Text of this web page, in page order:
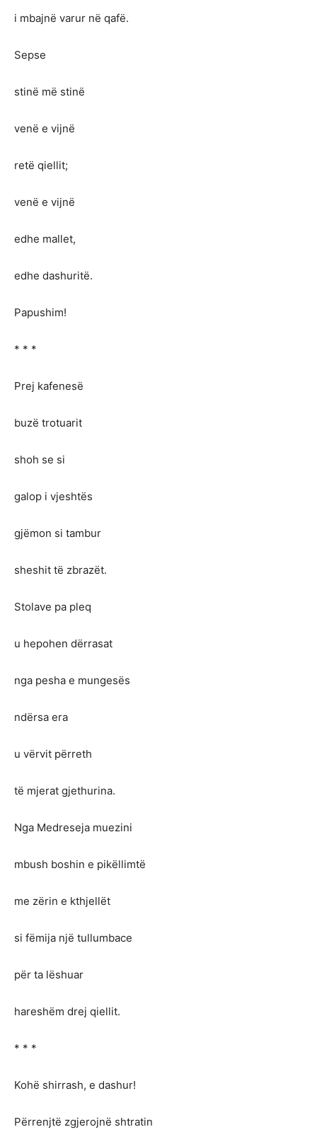
i mbajnë varur në qafë.
Sepse
stinë më stinë
venë e vijnë
retë qiellit;
venë e vijnë
edhe mallet,
edhe dashuritë.
Papushim!
* * *
Prej kafenesë
buzë trotuarit
shoh se si
galop i vjeshtës
gjëmon si tambur
sheshit të zbrazët.
Stolave pa pleq
u hepohen dërrasat
nga pesha e mungesës
ndërsa era
u vërvit përreth
të mjerat gjethurina.
Nga Medreseja muezini
mbush boshin e pikëllimtë
me zërin e kthjellët
si fëmija një tullumbace
për ta lëshuar
hareshëm drej qiellit.
* * *
Kohë shirrash, e dashur!
Përrenjtë zgjerojnë shtratin